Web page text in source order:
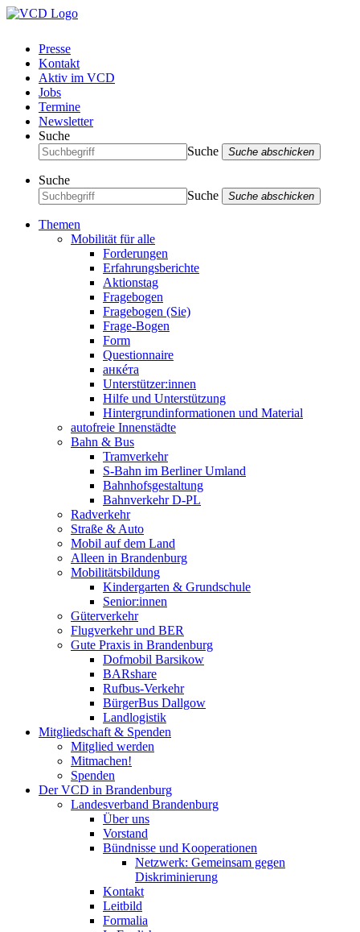
Presse
Kontakt
Aktiv im VCD
Jobs
Termine
Newsletter
Suche
Suche
Suche abschicken
Suche
Suche
Suche abschicken
Themen
Mobilität für alle
Forderungen
Erfahrungsberichte
Aktionstag
Fragebogen
Fragebogen (Sie)
Frage-Bogen
Form
Questionnaire
анкéта
Unterstützer:innen
Hilfe und Unterstützung
Hintergrundinformationen und Material
autofreie Innenstädte
Bahn & Bus
Tramverkehr
S-Bahn im Berliner Umland
Bahnhofsgestaltung
Bahnverkehr D-PL
Radverkehr
Straße & Auto
Mobil auf dem Land
Alleen in Brandenburg
Mobilitätsbildung
Kindergarten & Grundschule
Senior:innen
Güterverkehr
Flugverkehr und BER
Gute Praxis in Brandenburg
Dofmobil Barsikow
BARshare
Rufbus-Verkehr
BürgerBus Dallgow
Landlogistik
Mitgliedschaft & Spenden
Mitglied werden
Mitmachen!
Spenden
Der VCD in Brandenburg
Landesverband Brandenburg
Über uns
Vorstand
Bündnisse und Kooperationen
Netzwerk: Gemeinsam gegen
Diskriminierung
Kontakt
Leitbild
Formalia